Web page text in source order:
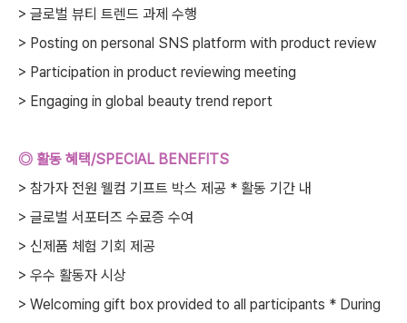
> 글로벌 뷰티 트렌드 과제 수행
> Posting on personal SNS platform with product review
> Participation in product reviewing meeting
> Engaging in global beauty trend report
◎ 활동 혜택/SPECIAL BENEFITS
> 참가자 전원 웰컴 기프트 박스 제공 * 활동 기간 내
> 글로벌 서포터즈 수료증 수여
> 신제품 체험 기회 제공
> 우수 활동자 시상
> Welcoming gift box provided to all participants * During